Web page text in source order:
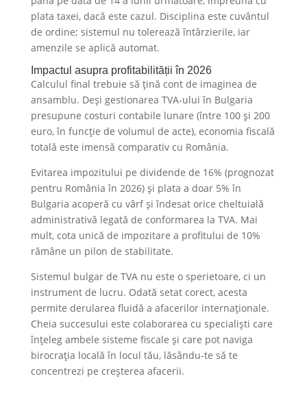
plata taxei, dacă este cazul. Disciplina este cuvântul
de ordine; sistemul nu tolerează întârzierile, iar
amenzile se aplică automat.
​Impactul asupra profitabilității în 2026
Calculul final trebuie să țină cont de imaginea de
ansamblu. Deși gestionarea TVA-ului în Bulgaria
presupune costuri contabile lunare (între 100 și 200
euro, în funcție de volumul de acte), economia fiscală
totală este imensă comparativ cu România.
Evitarea impozitului pe dividende de 16% (prognozat
pentru România în 2026) și plata a doar 5% în
Bulgaria acoperă cu vârf și îndesat orice cheltuială
administrativă legată de conformarea la TVA. Mai
mult, cota unică de impozitare a profitului de 10%
rămâne un pilon de stabilitate.
Sistemul bulgar de TVA nu este o sperietoare, ci un
instrument de lucru. Odată setat corect, acesta
permite derularea fluidă a afacerilor internaționale.
Cheia succesului este colaborarea cu specialiști care
înțeleg ambele sisteme fiscale și care pot naviga
birocrația locală în locul tău, lăsându-te să te
concentrezi pe creșterea afacerii.